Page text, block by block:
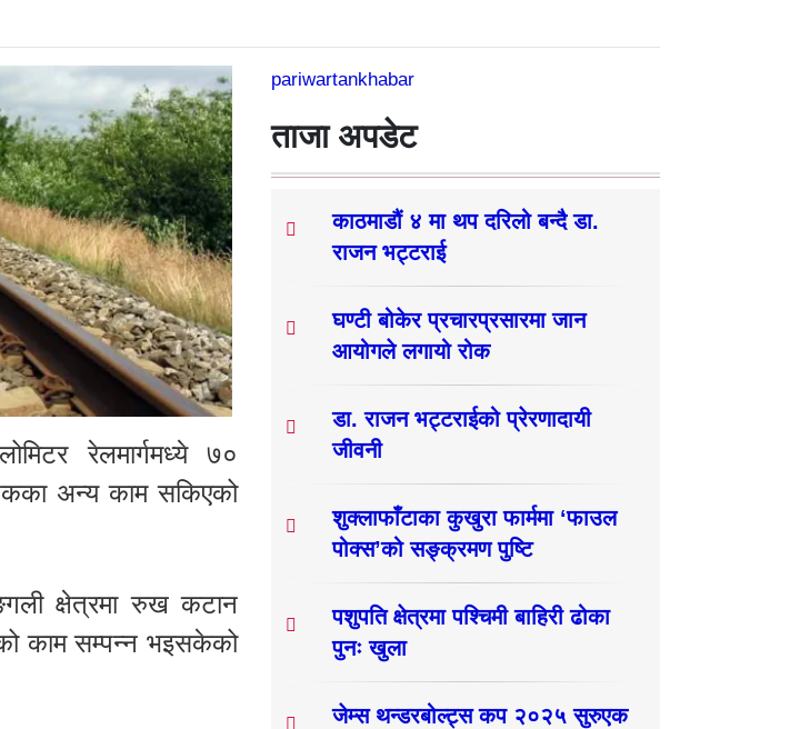
रेलमार्गमध्ये ७०
अन्य काम सकिएको
क्षेत्रमा रुख कटान
काम सम्पन्न भइसकेको
pariwartankhabar
ताजा अपडेट
काठमाडौं ४ मा थप दरिलो बन्दै डा.
राजन भट्टराई
घण्टी बोकेर प्रचारप्रसारमा जान
आयोगले लगायो रोक
डा. राजन भट्टराईको प्रेरणादायी
जीवनी
शुक्लाफाँटाका कुखुरा फार्ममा ‘फाउल
पोक्स’को सङ्क्रमण पुष्टि
पशुपति क्षेत्रमा पश्चिमी बाहिरी ढोका
पुनः खुला
जेम्स थन्डरबोल्ट्स कप २०२५ सुरुएक